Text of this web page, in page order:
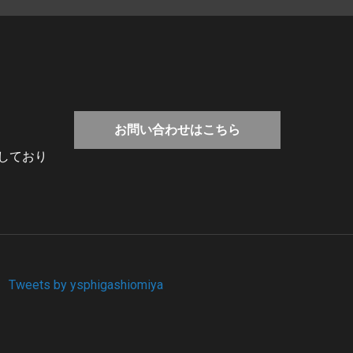
ており
お問い合わせはこちら
Tweets by ysphigashiomiya